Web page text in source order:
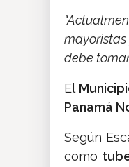
debe
El
Panamá
Según
como